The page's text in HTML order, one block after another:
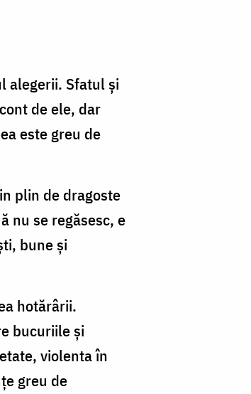
alegerii. Sfatul și
de ele, dar
este greu de
plin de dragoste
nu se regăsesc, e
bune și
hotărârii.
bucuriile și
violenta în
greu de